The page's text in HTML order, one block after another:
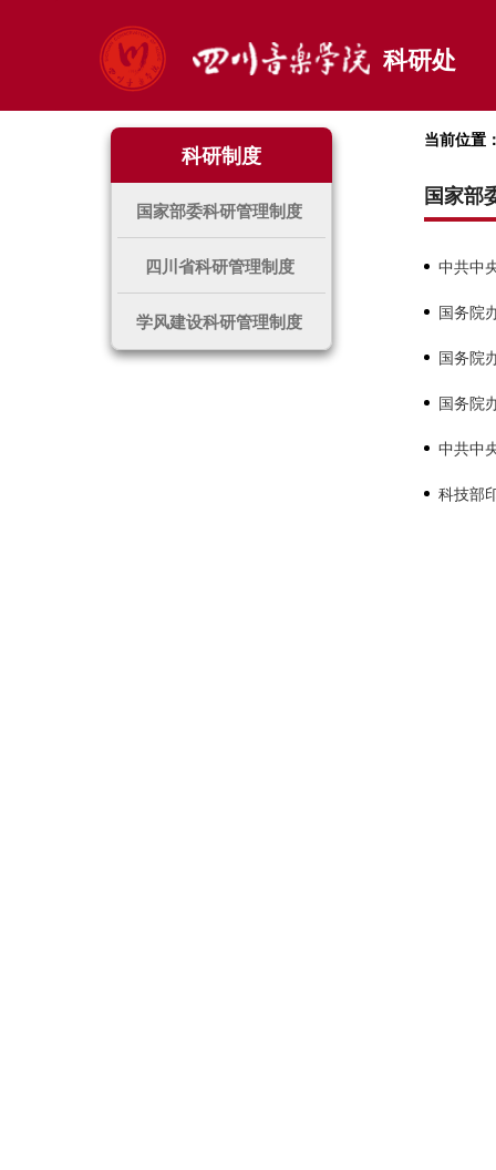
科研处
科研制度
国家部委科研管理制度
四川省科研管理制度
学风建设科研管理制度
当前位置
国家部
中共中
国务院
国务院
国务院
中共中
科技部